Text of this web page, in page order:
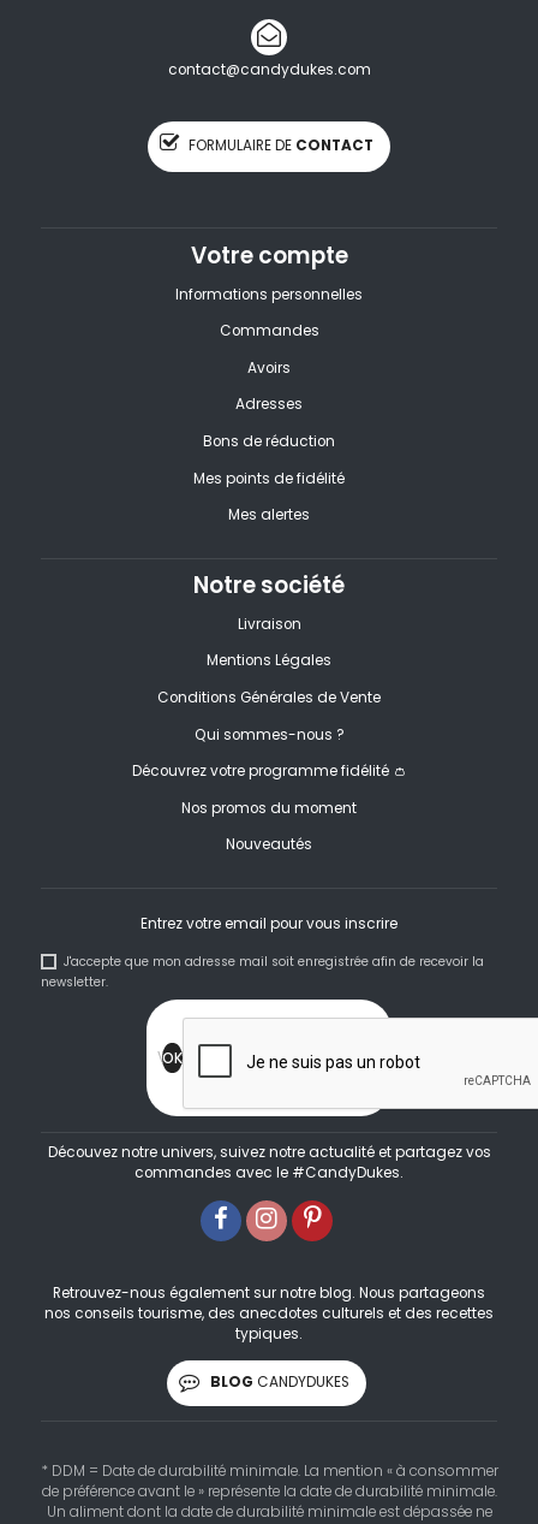
contact@candydukes.com
FORMULAIRE DE CONTACT
Votre compte
Informations personnelles
Commandes
Avoirs
Adresses
Bons de réduction
Mes points de fidélité
Mes alertes
Notre société
Livraison
Mentions Légales
Conditions Générales de Vente
Qui sommes-nous ?
Découvrez votre programme fidélité 👛
Nos promos du moment
Nouveautés
Entrez votre email pour vous inscrire
J'accepte que mon adresse mail soit enregistrée afin de recevoir la
newsletter.
Découvez notre univers, suivez notre actualité et partagez vos
commandes avec le #CandyDukes.
Retrouvez-nous également sur notre blog. Nous partageons
nos conseils tourisme, des anecdotes culturels et des recettes
typiques.
BLOG CANDYDUKES
* DDM = Date de durabilité minimale. La mention « à consommer
de préférence avant le » représente la date de durabilité minimale.
Un aliment dont la date de durabilité minimale est dépassée ne